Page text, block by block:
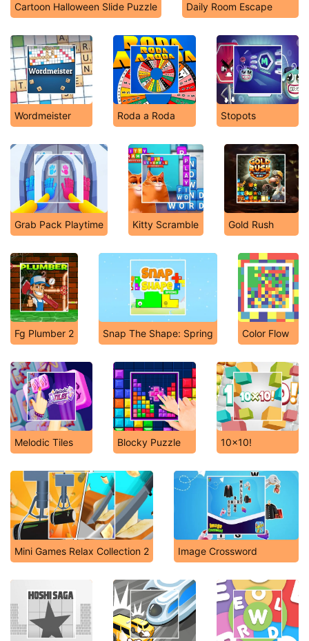
Cartoon Halloween Slide Puzzle Daily Room Escape
Wordmeister Roda a Roda Stopots
Grab Pack Playtime Kitty Scramble Gold Rush
Fg Plumber 2 Snap The Shape: Spring Color Flow
Melodic Tiles Blocky Puzzle 10x10!
Mini Games Relax Collection 2 Image Crossword